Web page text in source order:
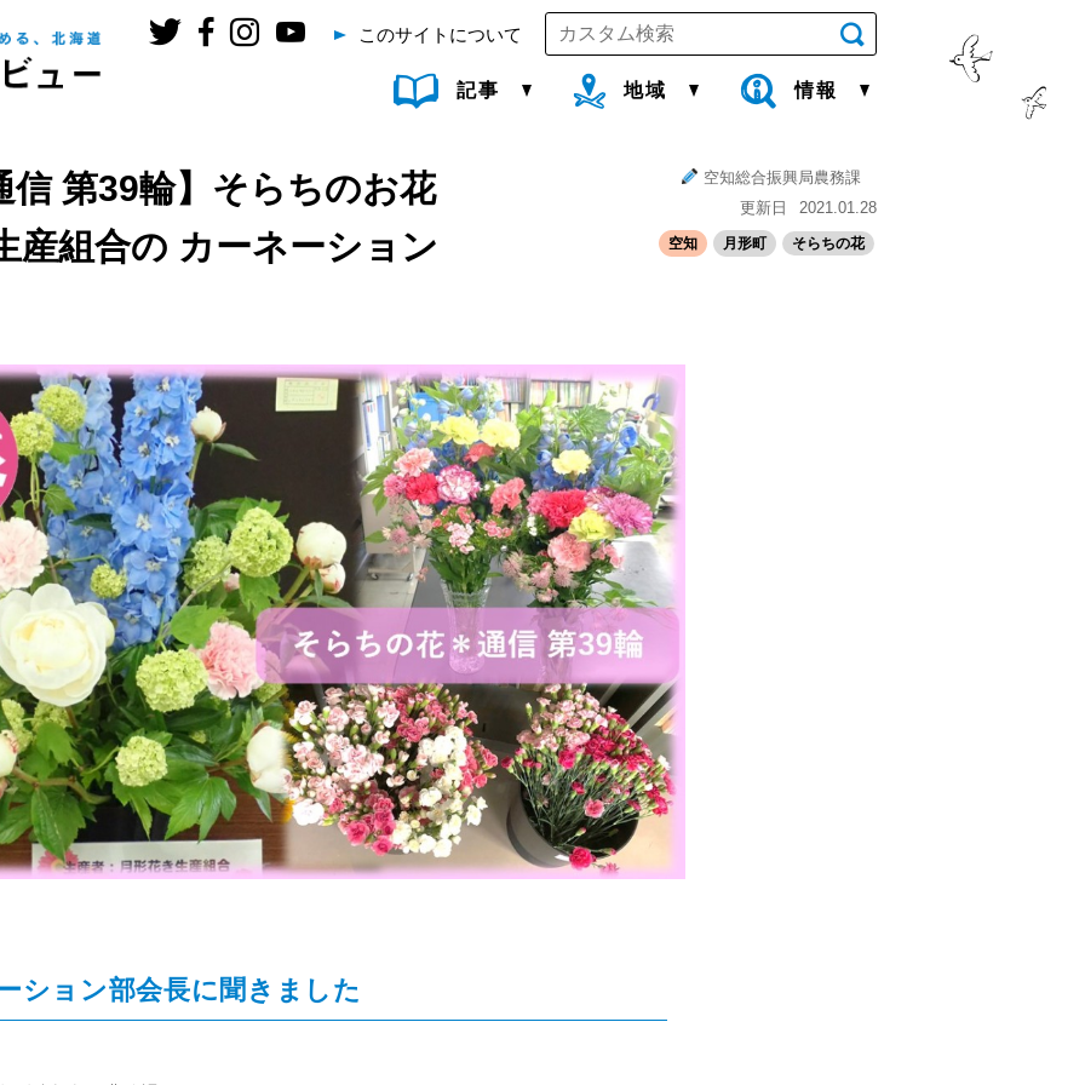
このサイトについて
記事 地域 情報
信 第39輪】そらちのお花
産組合の カーネーション
空知総合振興局農務課
更新日
2021.01.28
空知 月形町 そらちの花
ション部会長に聞きました